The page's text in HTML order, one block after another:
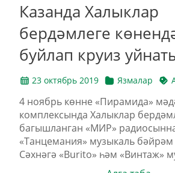
Казанда Халыклар
бердәмлеге
буйлап круиз
23 октябрь 2019 Язмалар
4 ноябрь көнне «Пирамида»
комплексында Халыклар
багышланган «МИР»
«Танцемания» музыкаль бәйрәм
Сәхнәгә «Burito» һәм «Винтаж»